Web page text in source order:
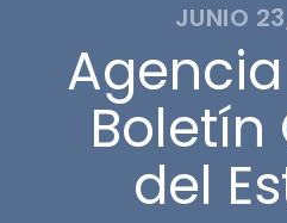
JUNIO
Boletín
del